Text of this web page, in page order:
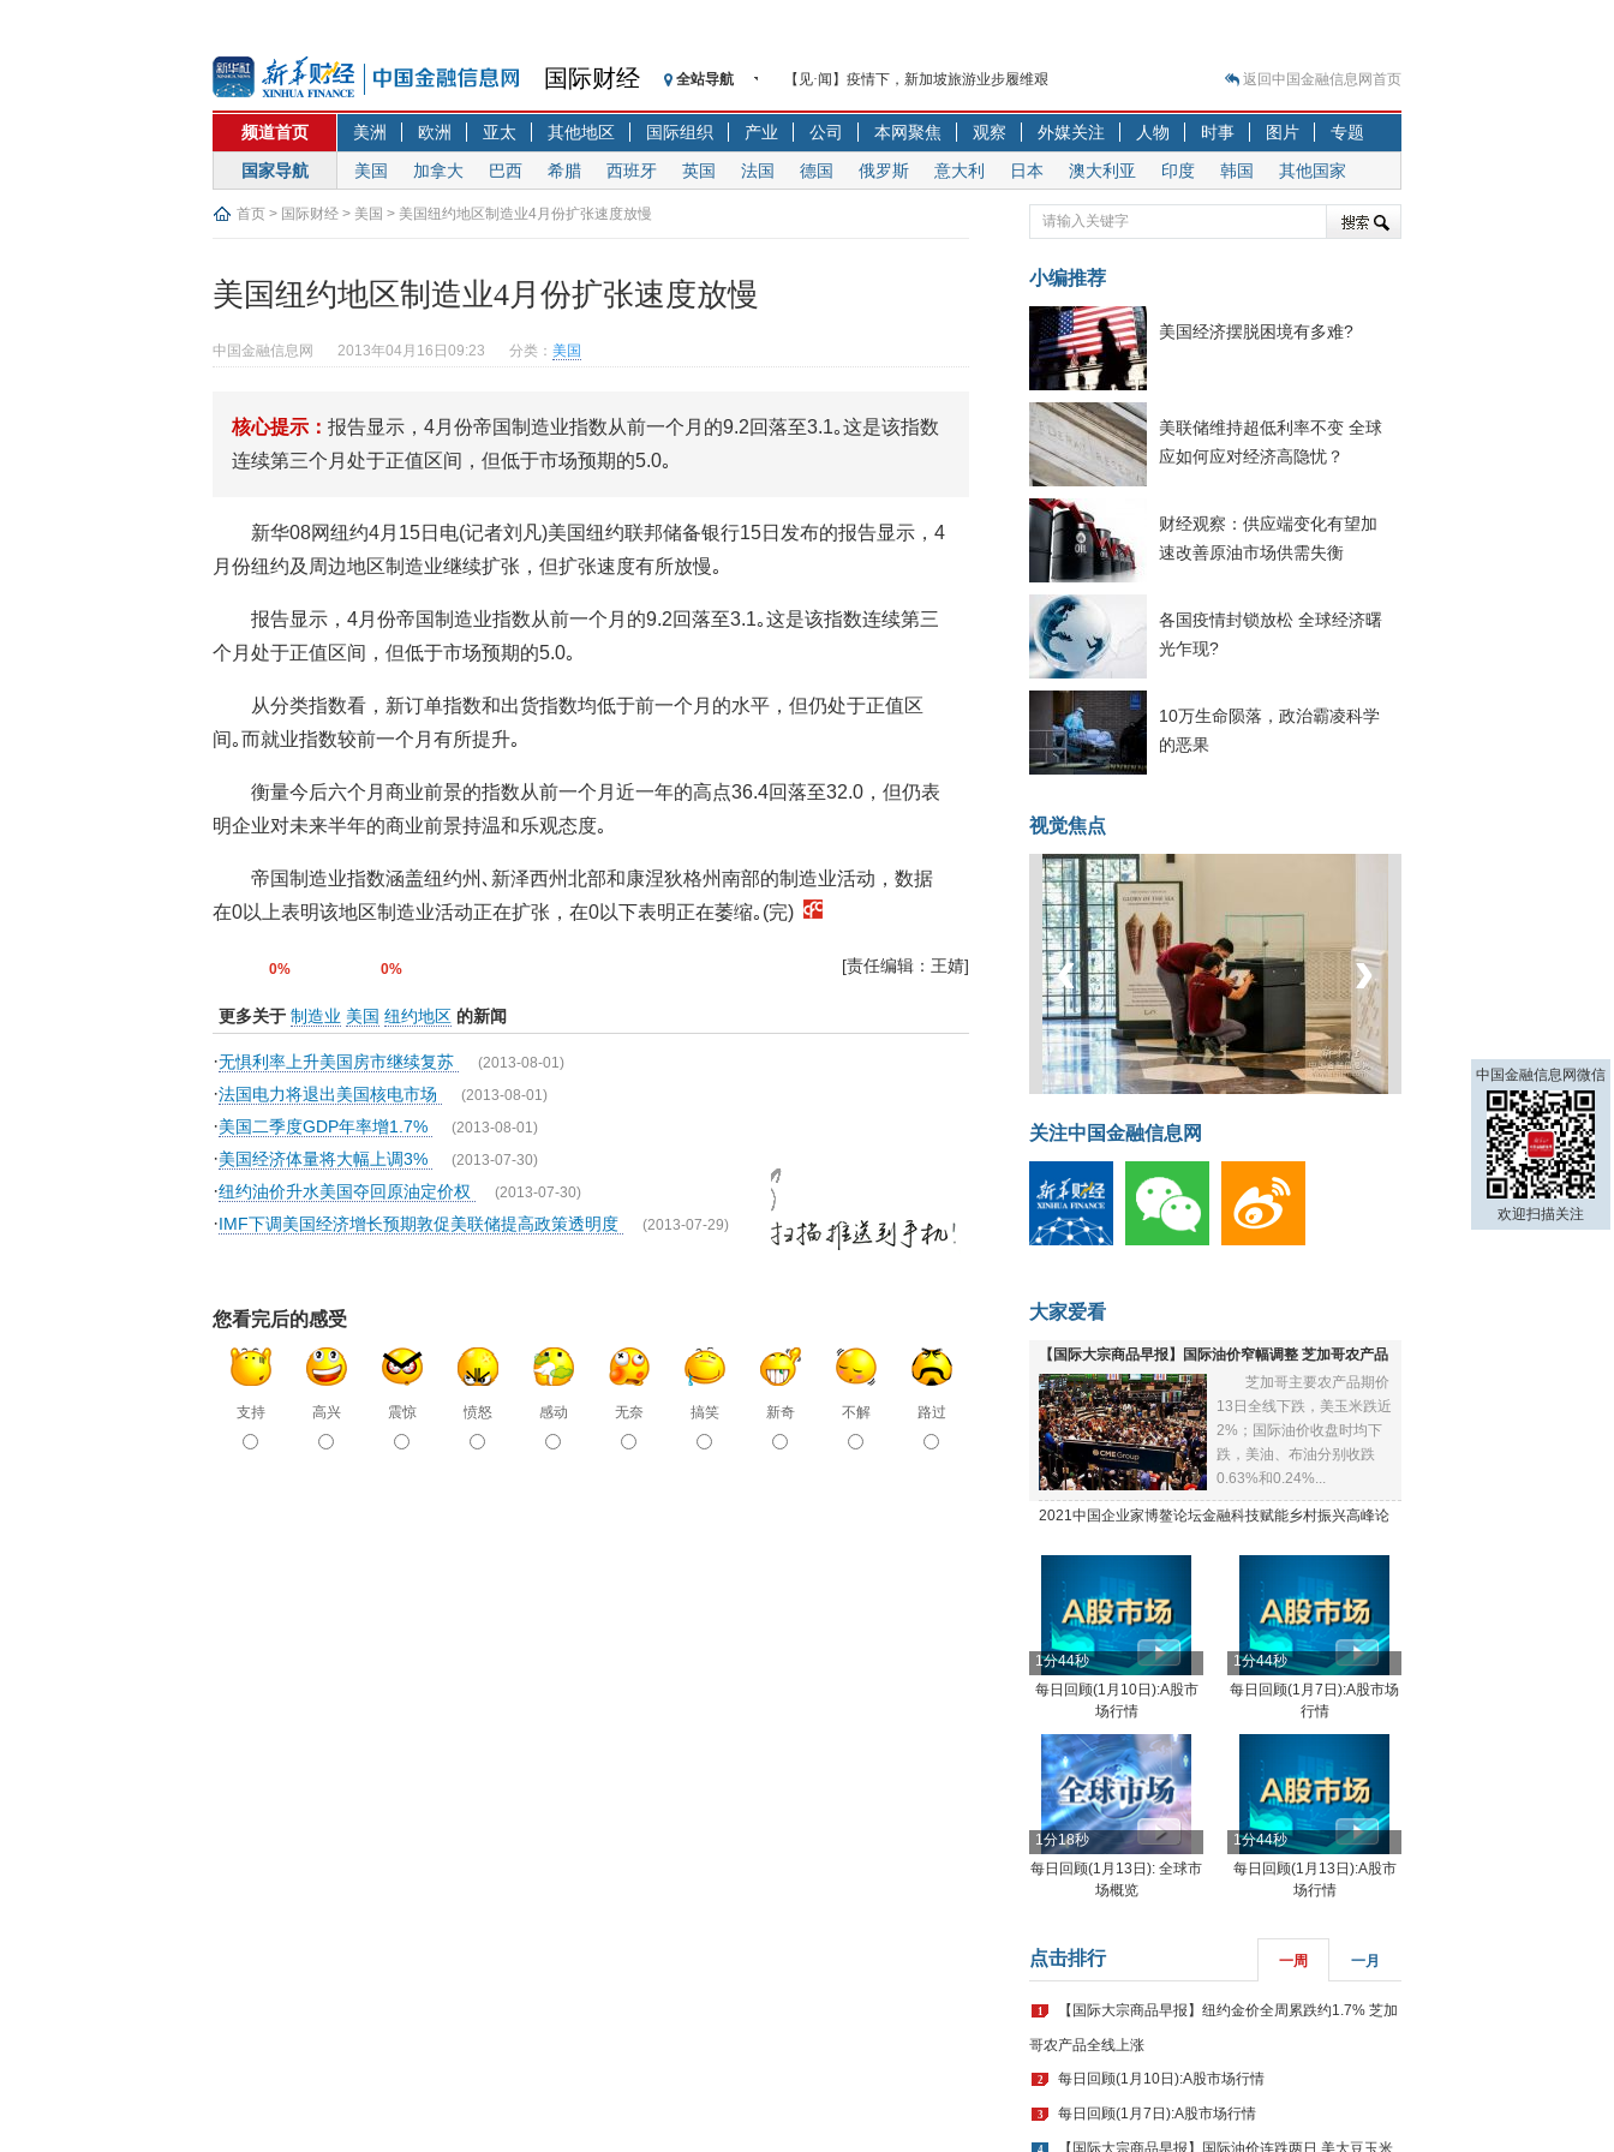
国际财经 全站导航
【见·闻】疫情下，新加坡旅游业步履维艰
记者手记：疫情下的香港零售业如何浴火重生？
【见·闻】疫情下一家香港传统零售商的转型突围之旅
济安金信：中国基金市场数据分析周报（2020. 07.27—2020.07.31）
【新华财经调查】同业存单、结构性存款玩起“跷跷板” 结构性失衡藏
央行公开市场净投放300亿元 短端资金利率明显下行
沥青期货连续两日涨逾3% 沪银及两粕涨势喜人
恒生聚源：北斗收官之星发射成功，全产业链解析
济安金信：中国基金市场数据分析周报（2020. 08.17—2020.08.21）
返回中国金融信息网首页
频道首页 美洲 欧洲 亚太 其他地区 国际组织 产业 公司 本网聚焦 观察 外媒关注 人物 时事 图片
专题
国家导航
美国 加拿大 巴西 希腊 西班牙 英国 法国 德国 俄罗斯 意大利 日本 澳大利亚 印度 韩国 其他国家
首页 > 国际财经 > 美国 > 美国纽约地区制造业4月份扩张速度放慢
美国纽约地区制造业4月份扩张速度放慢
中国金融信息网 2013年04月16日09:23 分类： 美国
核心提示： 报告显示，4月份帝国制造业指数从前一个月的9.2回落至3.1｡这是该指数
连续第三个月处于正值区间，但低于市场预期的5.0｡
新华08网纽约4月15日电(记者刘凡)美国纽约联邦储备银行15日发布的报告显示，4
月份纽约及周边地区制造业继续扩张，但扩张速度有所放慢｡
报告显示，4月份帝国制造业指数从前一个月的9.2回落至3.1｡这是该指数连续第三
个月处于正值区间，但低于市场预期的5.0｡
从分类指数看，新订单指数和出货指数均低于前一个月的水平，但仍处于正值区
间｡而就业指数较前一个月有所提升｡
衡量今后六个月商业前景的指数从前一个月近一年的高点36.4回落至32.0，但仍表
明企业对未来半年的商业前景持温和乐观态度｡
帝国制造业指数涵盖纽约州､新泽西州北部和康涅狄格州南部的制造业活动，数据
在0以上表明该地区制造业活动正在扩张，在0以下表明正在萎缩｡(完)
0% 0% [责任编辑：王婧]
更多关于 制造业 美国 纽约地区 的新闻
·无惧利率上升美国房市继续复苏 (2013-08-01)
·法国电力将退出美国核电市场 (2013-08-01)
·美国二季度GDP年率增1.7% (2013-08-01)
·美国经济体量将大幅上调3% (2013-07-30)
·纽约油价升水美国夺回原油定价权 (2013-07-30)
·IMF下调美国经济增长预期敦促美联储提高政策透明度 (2013-07-29)
您看完后的感受
支持 高兴 震惊 愤怒 感动 无奈 搞笑 新奇 不解 路过
小编推荐
美国经济摆脱困境有多难?
美联储维持超低利率不变 全球
应如何应对经济高隐忧？
财经观察：供应端变化有望加
速改善原油市场供需失衡
各国疫情封锁放松 全球经济曙
光乍现?
10万生命陨落，政治霸凌科学
的恶果
视觉焦点
菲律宾：防疫降级
‹ ›
关注中国金融信息网
大家爱看
【国际大宗商品早报】国际油价窄幅调整 芝加哥农产品
全线下跌
芝加哥主要农产品期价
13日全线下跌，美玉米跌近
2%；国际油价收盘时均下
跌，美油、布油分别收跌
0.63%和0.24%...
2021中国企业家博鳌论坛金融科技赋能乡村振兴高峰论
1分44秒
每日回顾(1月10日):A股市
场行情
1分44秒
每日回顾(1月7日):A股市场
行情
1分18秒
每日回顾(1月13日): 全球市
场概览
1分44秒
每日回顾(1月13日):A股市
场行情
点击排行 一周 一月
1 【国际大宗商品早报】纽约金价全周累跌约1.7% 芝加
哥农产品全线上涨
2 每日回顾(1月10日):A股市场行情
3 每日回顾(1月7日):A股市场行情
4 【国际大宗商品早报】国际油价连跌两日 美大豆玉米
中国金融信息网微信
欢迎扫描关注